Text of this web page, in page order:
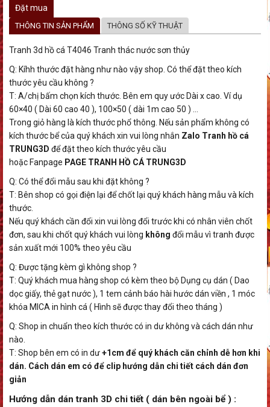
Đặt mua
THÔNG TIN SẢN PHẨM THÔNG SỐ KỸ THUẬT
Tranh 3d hồ cá T4046 Tranh thác nước sơn thủy
Q: Kíhh thước đặt hàng như nào vậy shop. Có thể đặt theo kích
thước yêu cầu không ?
T: A/chị bấm chọn kích thước. Bên em quy ước Dài x cao. Ví dụ
60×40 ( Dài 60 cao 40 ), 100×50 ( dài 1m cao 50 ) …
Trong giỏ hàng là kích thước phổ thông. Nếu sản phẩm không có
kích thước bể của quý khách xin vui lòng nhắn Zalo Tranh hồ cá
TRUNG3D để đặt theo kích thước yêu cầu
hoặc Fanpage PAGE TRANH HỒ CÁ TRUNG3D
Q: Có thể đổi mẫu sau khi đặt không ?
T: Bên shop có gọi điện lại để chốt lại quý khách hàng mẫu và kích
thước.
Nếu quý khách cần đổi xin vui lòng đổi trước khi có nhân viên chốt
đơn, sau khi chốt quý khách vui lòng không đổi mẫu vì tranh được
sản xuất mới 100% theo yêu cầu
Q: Được tặng kèm gì không shop ?
T: Quý khách mua hàng shop có kèm theo bộ Dụng cụ dán ( Dao
dọc giấy, thẻ gạt nước ), 1 tem cảnh báo hài hước dán viền , 1 móc
khóa MICA in hình cá ( Hình sẽ được thay đổi theo tháng )
Q: Shop in chuẩn theo kích thước có in dư không và cách dán như
nào.
T: Shop bên em có in dư+1cm để quý khách căn chỉnh dễ hơn khi
dán. Cách dán em có để clip hướng dẫn chi tiết cách dán đơn
giản
Hướng dẫn dán tranh 3D chi tiết ( dán bên ngoài bể ) :